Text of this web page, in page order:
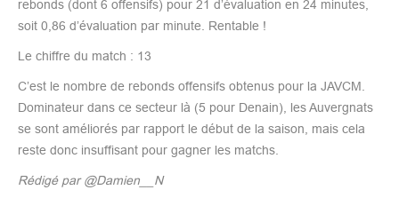
rebonds (dont 6 offensifs) pour 21 d’évaluation en 24 minutes,
soit 0,86 d’évaluation par minute. Rentable !
Le chiffre du match : 13
C’est le nombre de rebonds offensifs obtenus pour la JAVCM.
Dominateur dans ce secteur là (5 pour Denain), les Auvergnats
se sont améliorés par rapport le début de la saison, mais cela
reste donc insuffisant pour gagner les matchs.
Rédigé par @Damien__N